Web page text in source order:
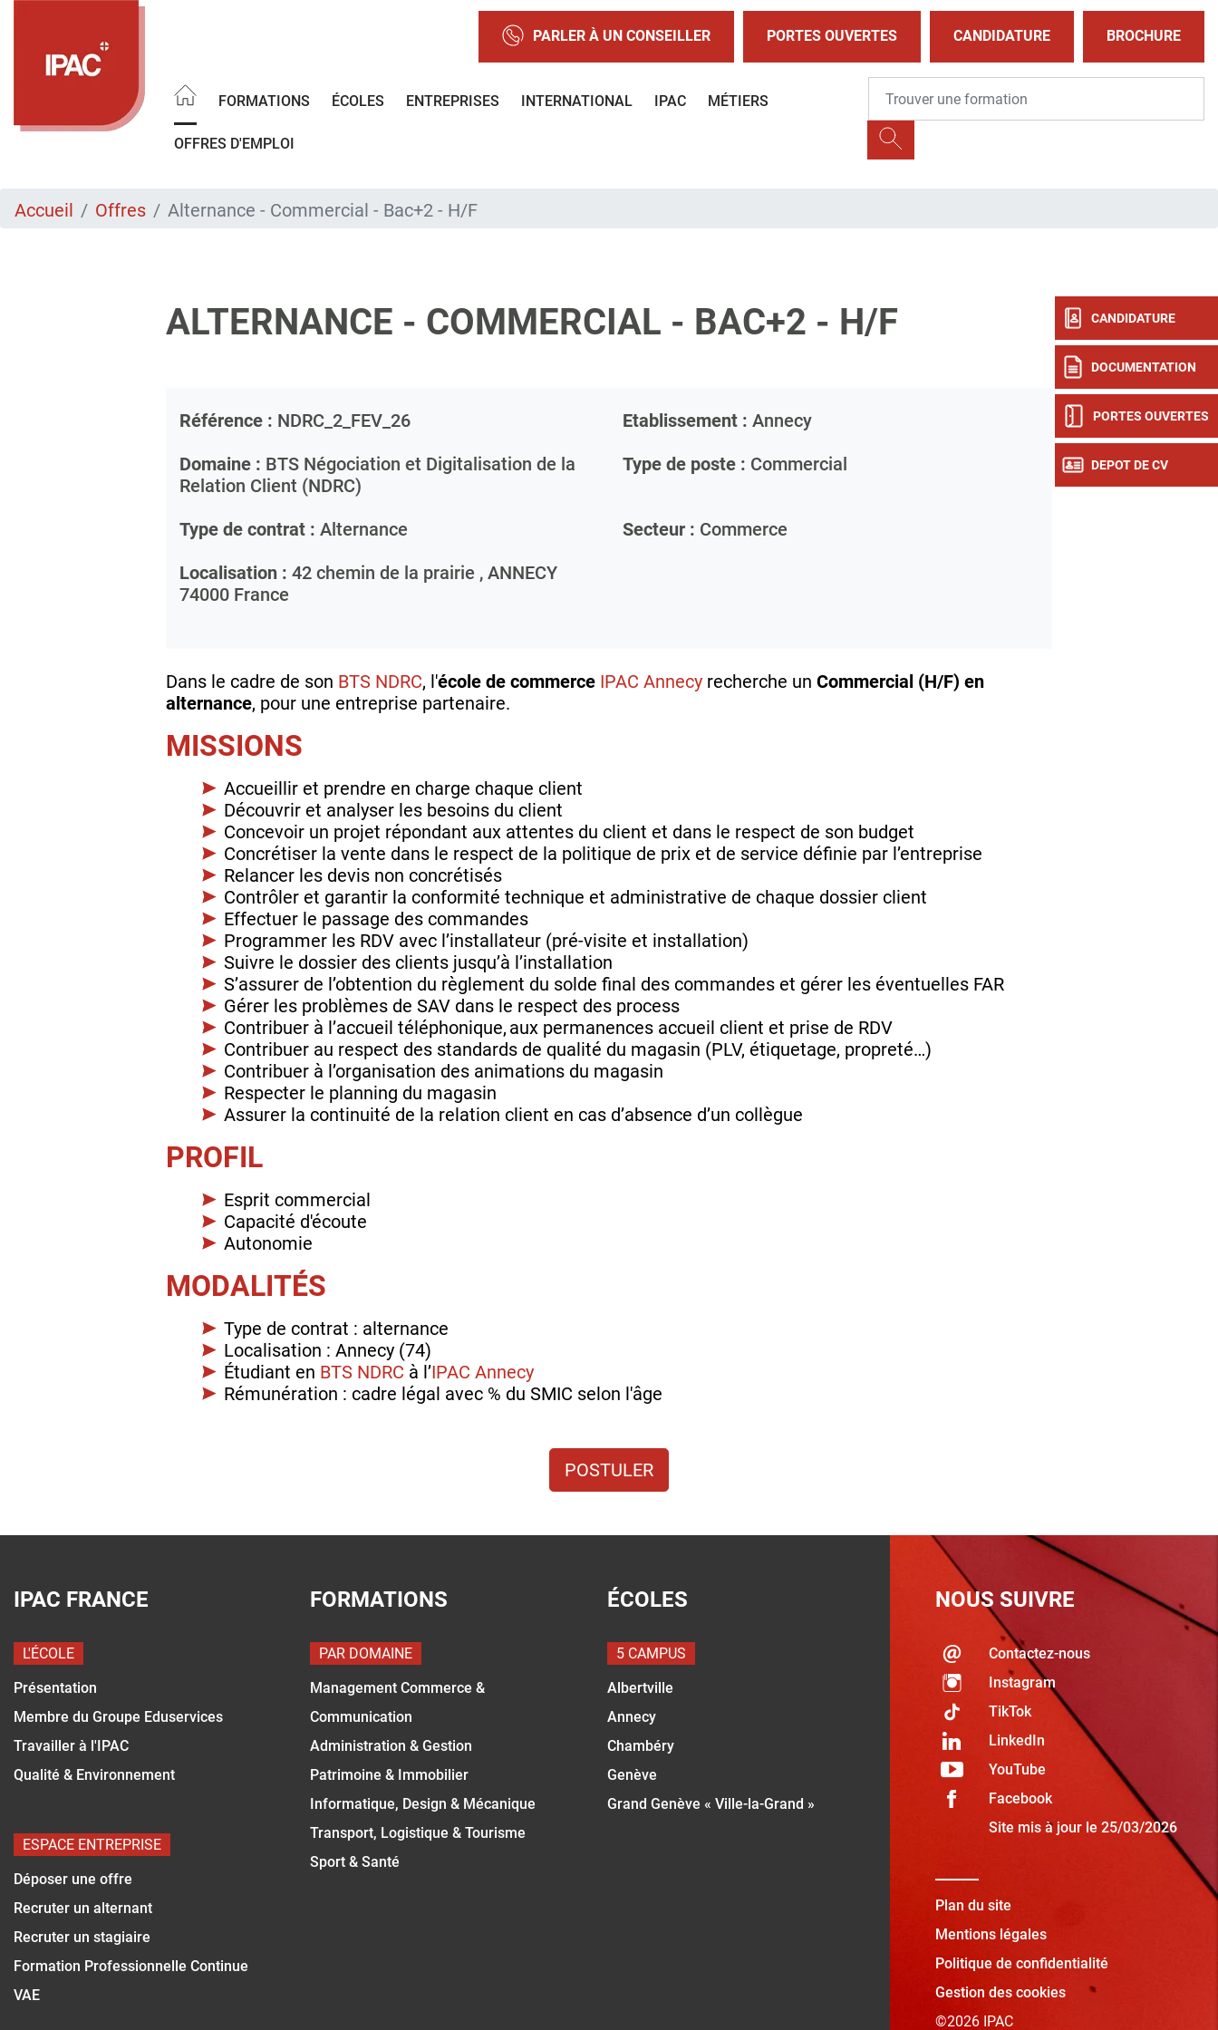
PARLER À UN CONSEILLER PORTES OUVERTES CANDIDATURE BROCHURE
FORMATIONS ÉCOLES ENTREPRISES INTERNATIONAL IPAC MÉTIERS
OFFRES D'EMPLOI
CANDIDATURE
DOCUMENTATION
PORTES OUVERTES
DEPOT DE CV
Accueil Offres Alternance - Commercial - Bac+2 - H/F
ALTERNANCE - COMMERCIAL - BAC+2 - H/F
Référence : NDRC_2_FEV_26 Etablissement : Annecy
Domaine : BTS Négociation et Digitalisation de la
Relation Client (NDRC)
Type de poste : Commercial
Type de contrat : Alternance Secteur : Commerce
Localisation : 42 chemin de la prairie , ANNECY
74000 France
Dans le cadre de son BTS NDRC, l'école de commerce IPAC Annecy recherche un Commercial (H/F) en
alternance, pour une entreprise partenaire.
MISSIONS
Accueillir et prendre en charge chaque client
Découvrir et analyser les besoins du client
Concevoir un projet répondant aux attentes du client et dans le respect de son budget
Concrétiser la vente dans le respect de la politique de prix et de service définie par l’entreprise
Relancer les devis non concrétisés
Contrôler et garantir la conformité technique et administrative de chaque dossier client
Effectuer le passage des commandes
Programmer les RDV avec l’installateur (pré-visite et installation)
Suivre le dossier des clients jusqu’à l’installation
S’assurer de l’obtention du règlement du solde final des commandes et gérer les éventuelles FAR
Gérer les problèmes de SAV dans le respect des process
Contribuer à l’accueil téléphonique, aux permanences accueil client et prise de RDV
Contribuer au respect des standards de qualité du magasin (PLV, étiquetage, propreté…)
Contribuer à l’organisation des animations du magasin
Respecter le planning du magasin
Assurer la continuité de la relation client en cas d’absence d’un collègue
PROFIL
Esprit commercial
Capacité d'écoute
Autonomie
MODALITÉS
Type de contrat : alternance
Localisation : Annecy (74)
Étudiant en BTS NDRC à l’IPAC Annecy
Rémunération : cadre légal avec % du SMIC selon l'âge
POSTULER
IPAC FRANCE
L'ÉCOLE
Présentation
Membre du Groupe Eduservices
Travailler à l'IPAC
Qualité & Environnement
ESPACE ENTREPRISE
Déposer une offre
Recruter un alternant
Recruter un stagiaire
Formation Professionnelle Continue
VAE
FORMATIONS
PAR DOMAINE
Management Commerce &
Communication
Administration & Gestion
Patrimoine & Immobilier
Informatique, Design & Mécanique
Transport, Logistique & Tourisme
Sport & Santé
ÉCOLES
5 CAMPUS
Albertville
Annecy
Chambéry
Genève
Grand Genève « Ville-la-Grand »
NOUS SUIVRE
Contactez-nous
Instagram
TikTok
LinkedIn
YouTube
Facebook
Site mis à jour le 25/03/2026
Plan du site
Mentions légales
Politique de confidentialité
Gestion des cookies
©2026 IPAC